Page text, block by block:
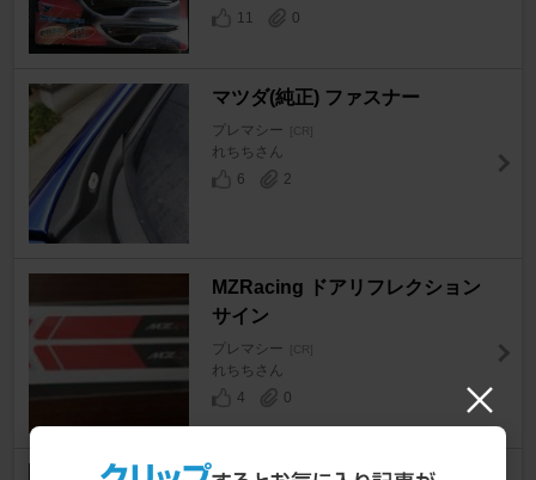
11
0
マツダ(純正) ファスナー
プレマシー [CR]
れちちさん
6
2
MZRacing ドアリフレクション
サイン
プレマシー [CR]
れちちさん
4
0